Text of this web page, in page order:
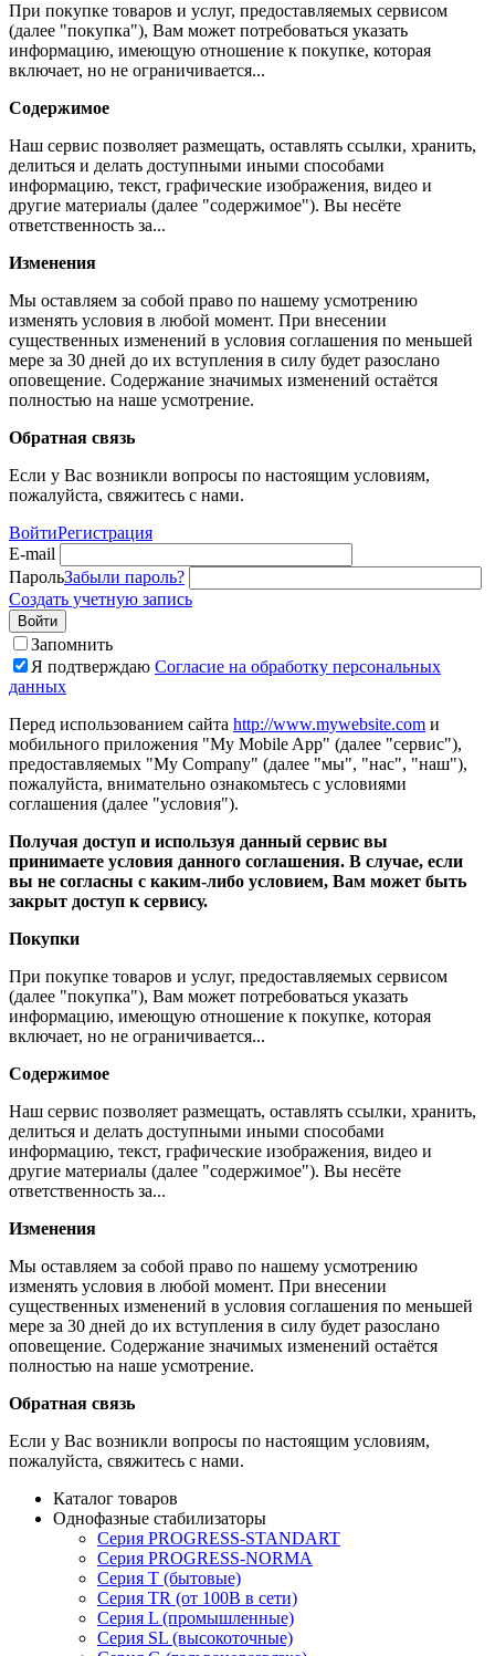
При покупке товаров и услуг, предоставляемых сервисом
(далее "покупка"), Вам может потребоваться указать
информацию, имеющую отношение к покупке, которая
включает, но не ограничивается...
Содержимое
Наш сервис позволяет размещать, оставлять ссылки, хранить,
делиться и делать доступными иными способами
информацию, текст, графические изображения, видео и
другие материалы (далее "содержимое"). Вы несёте
ответственность за...
Изменения
Мы оставляем за собой право по нашему усмотрению
изменять условия в любой момент. При внесении
существенных изменений в условия соглашения по меньшей
мере за 30 дней до их вступления в силу будет разослано
оповещение. Содержание значимых изменений остаётся
полностью на наше усмотрение.
Обратная связь
Если у Вас возникли вопросы по настоящим условиям,
пожалуйста, свяжитесь с нами.
ВойтиРегистрация
E-mail
ПарольЗабыли пароль?
Создать учетную запись
Войти
Запомнить
Я подтверждаю Согласие на обработку персональных
данных
Перед использованием сайта http://www.mywebsite.com и
мобильного приложения "My Mobile App" (далее "сервис"),
предоставляемых "My Company" (далее "мы", "нас", "наш"),
пожалуйста, внимательно ознакомьтесь с условиями
соглашения (далее "условия").
Получая доступ и используя данный сервис вы
принимаете условия данного соглашения. В случае, если
вы не согласны с каким-либо условием, Вам может быть
закрыт доступ к сервису.
Покупки
При покупке товаров и услуг, предоставляемых сервисом
(далее "покупка"), Вам может потребоваться указать
информацию, имеющую отношение к покупке, которая
включает, но не ограничивается...
Содержимое
Наш сервис позволяет размещать, оставлять ссылки, хранить,
делиться и делать доступными иными способами
информацию, текст, графические изображения, видео и
другие материалы (далее "содержимое"). Вы несёте
ответственность за...
Изменения
Мы оставляем за собой право по нашему усмотрению
изменять условия в любой момент. При внесении
существенных изменений в условия соглашения по меньшей
мере за 30 дней до их вступления в силу будет разослано
оповещение. Содержание значимых изменений остаётся
полностью на наше усмотрение.
Обратная связь
Если у Вас возникли вопросы по настоящим условиям,
пожалуйста, свяжитесь с нами.
Каталог товаров
Однофазные стабилизаторы
Серия PROGRESS-STANDART
Серия PROGRESS-NORMA
Серия T (бытовые)
Серия TR (от 100В в сети)
Серия L (промышленные)
Серия SL (высокоточные)